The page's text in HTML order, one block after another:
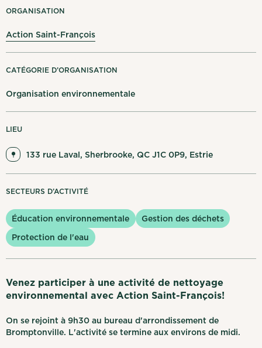
Mes notifications
ORGANISATION
Action Saint-François
CATÉGORIE D’ORGANISATION
Organisation environnementale
LIEU
133 rue Laval, Sherbrooke, QC J1C 0P9, Estrie
SECTEURS D’ACTIVITÉ
Éducation environnementale Gestion des déchets
Protection de l'eau
Venez participer à une activité de nettoyage
environnemental avec Action Saint-François!
On se rejoint à 9h30 au bureau d'arrondissement de
Bromptonville. L'activité se termine aux environs de midi.